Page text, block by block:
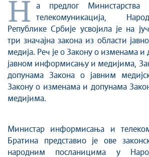
Н
а предлог
телекомуникација,
Републике Србије усвојила је на
три значајна закона из области
медија. Реч је о Закону о изменама и
јавном информисању и медијима,
допунама Закона о јавним
Закону о изменама и допунама
медијима.
Министар информисања и
Братина представио је ове
народним посланицима у